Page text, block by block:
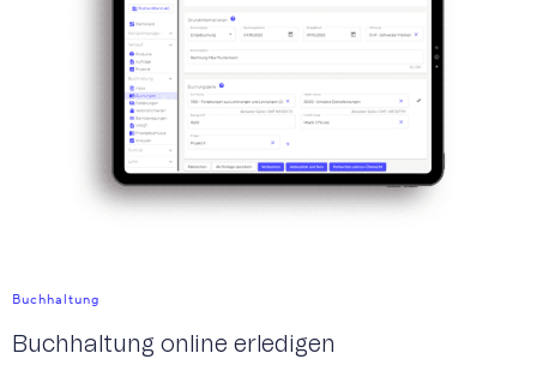
Buchhaltung
Buchhaltung online erledigen